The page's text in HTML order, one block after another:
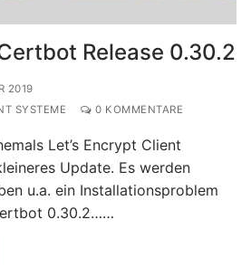
Release 0.30.2
2019
SYSTEME
0 KOMMENTARE
Let’s Encrypt Client
Update. Es werden
u.a. ein Installationsproblem
0.30.2……